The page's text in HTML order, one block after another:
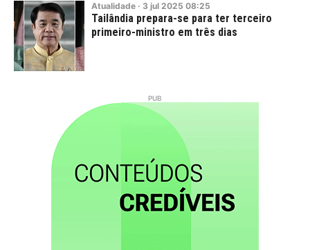
Atualidade · 3 jul 2025 08:25
Tailândia prepara-se para ter terceiro
primeiro-ministro em três dias